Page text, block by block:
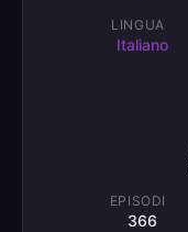
LINGUA
Italiano
EPISODI
366